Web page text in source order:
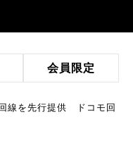
会員限定
線を先行提供 ドコモ回